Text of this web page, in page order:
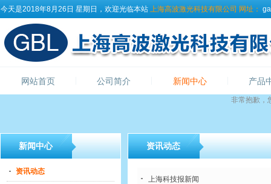
今天是2018年8月26日 星期日，欢迎光临本站 上海高波激光科技有限公司 网址：
网站首页 公司简介 新闻中心 产品
非常抱歉，
新闻中心
资讯动态
资讯动态
上海科技报新闻